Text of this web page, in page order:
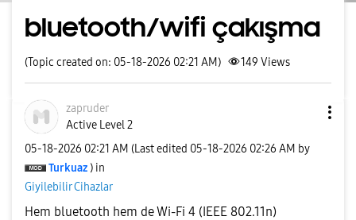
bluetooth/wifi çakışma
(Topic created on: 05-18-2026 02:21 AM) 149 Views
zapruder
Active Level 2
‎05-18-2026 02:21 AM (Last edited ‎05-18-2026 02:26 AM by
Turkuaz ) in
Giyilebilir Cihazlar
Hem bluetooth hem de Wi-Fi 4 (IEEE 802.11n)